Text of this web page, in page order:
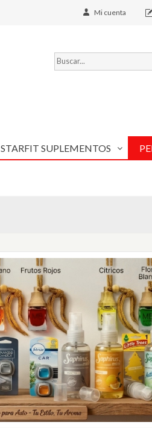
Mi cuenta
STARFIT SUPLEMENTOS